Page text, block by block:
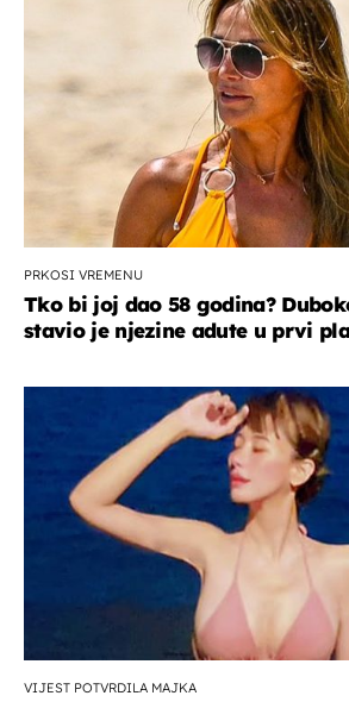
PRKOSI VREMENU
Tko bi joj dao 58 godina?
stavio je njezine adute u prvi
VIJEST POTVRDILA MAJKA